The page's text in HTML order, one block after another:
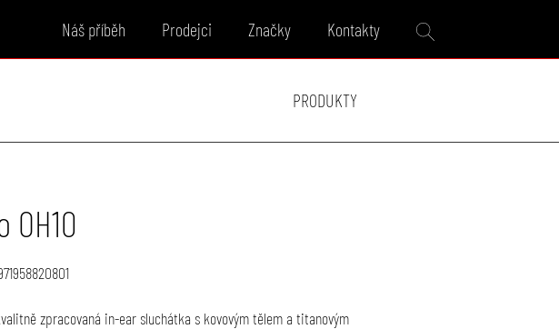
Náš příběh Prodejci Značky Kontakty
PRODUKTY
OH10
zpracovaná in-ear sluchátka s kovovým tělem a titanovým